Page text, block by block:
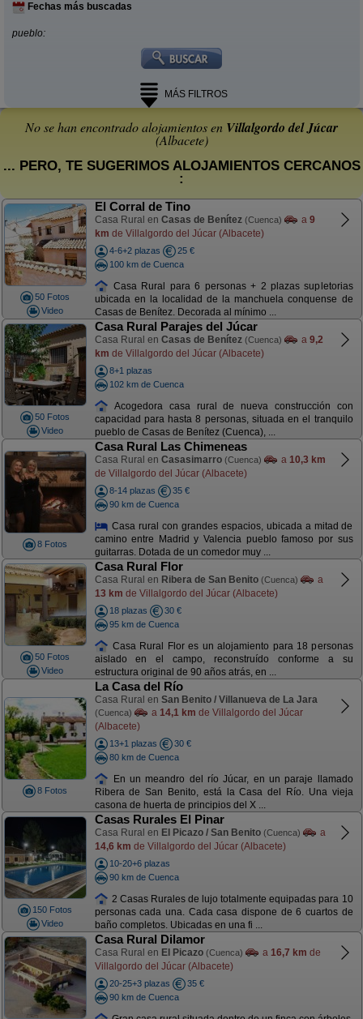
Fechas más buscadas
pueblo:
MÁS FILTROS
No se han encontrado alojamientos en Villalgordo del Júcar
(Albacete)
... PERO, TE SUGERIMOS ALOJAMIENTOS CERCANOS
:
50 Fotos
Video
El Corral de Tino
Casa Rural en Casas de Benítez (Cuenca) a 9
km de Villalgordo del Júcar (Albacete)
4-6+2 plazas
25 €
100 km de Cuenca
Casa Rural para 6 personas + 2 plazas supletorias
ubicada en la localidad de la manchuela conquense de
Casas de Benítez. Decorada al mínimo ...
50 Fotos
Video
Casa Rural Parajes del Júcar
Casa Rural en Casas de Benítez (Cuenca) a 9,2
km de Villalgordo del Júcar (Albacete)
8+1 plazas
102 km de Cuenca
Acogedora casa rural de nueva construcción con
capacidad para hasta 8 personas, situada en el tranquilo
pueblo de Casas de Benítez (Cuenca), ...
8 Fotos
Casa Rural Las Chimeneas
Casa Rural en Casasimarro (Cuenca) a 10,3 km
de Villalgordo del Júcar (Albacete)
8-14 plazas
35 €
90 km de Cuenca
Casa rural con grandes espacios, ubicada a mitad de
camino entre Madrid y Valencia pueblo famoso por sus
guitarras. Dotada de un comedor muy ...
50 Fotos
Video
Casa Rural Flor
Casa Rural en Ribera de San Benito (Cuenca)
a
13 km de Villalgordo del Júcar (Albacete)
18 plazas
30 €
95 km de Cuenca
Casa Rural Flor es un alojamiento para 18 personas
aislado en el campo, reconstruído conforme a su
estructura original de 90 años atrás, en ...
8 Fotos
La Casa del Río
Casa Rural en San Benito / Villanueva de La Jara
(Cuenca) a 14,1 km de Villalgordo del Júcar
(Albacete)
13+1 plazas
30 €
80 km de Cuenca
En un meandro del río Júcar, en un paraje llamado
Ribera de San Benito, está la Casa del Río. Una vieja
casona de huerta de principios del X ...
150 Fotos
Video
Casas Rurales El Pinar
Casa Rural en El Picazo / San Benito (Cuenca)
a
14,6 km de Villalgordo del Júcar (Albacete)
10-20+6 plazas
90 km de Cuenca
2 Casas Rurales de lujo totalmente equipadas para 10
personas cada una. Cada casa dispone de 6 cuartos de
baño completos. Ubicadas en una fi ...
Casa Rural Dilamor
Casa Rural en El Picazo (Cuenca) a 16,7 km de
Villalgordo del Júcar (Albacete)
20-25+3 plazas
35 €
90 km de Cuenca